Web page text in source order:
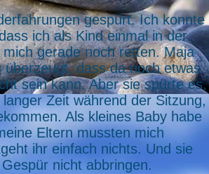
gespürt. Ich konnte
ich als Kind einmal in der
gerade noch retten. Maja
dass da noch etwas
sein kann. Aber sie spürte es,
Zeit während der Sitzung,
Als kleines Baby habe
Eltern mussten mich
ihr einfach nichts. Und sie
nicht abbringen.